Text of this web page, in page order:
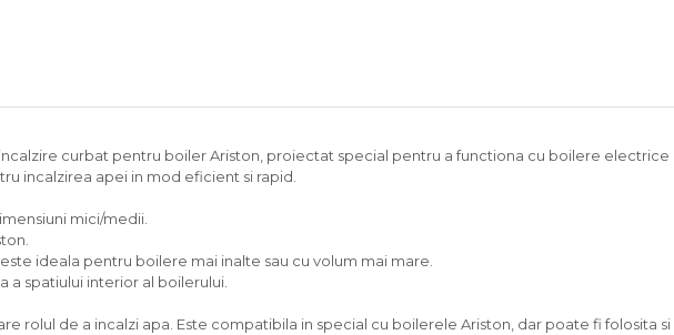
curbat pentru boiler Ariston, proiectat special pentru a functiona cu boilere electrice
incalzirea apei in mod eficient si rapid.
mici/medii.
ideala pentru boilere mai inalte sau cu volum mai mare.
a spatiului interior al boilerului.
rolul de a incalzi apa. Este compatibila in special cu boilerele Ariston, dar poate fi folosita